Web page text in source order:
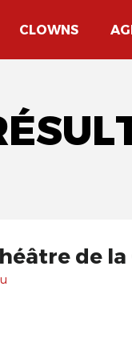
CLOWNS
de